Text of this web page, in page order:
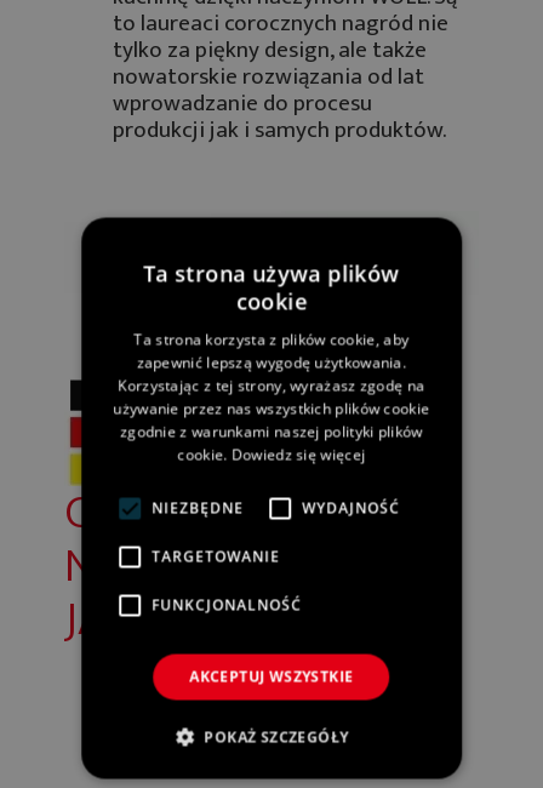
to laureaci corocznych nagród nie
tylko za piękny design, ale także
nowatorskie rozwiązania od lat
wprowadzanie do procesu
produkcji jak i samych produktów.
CZYLI GWARANCJA
NAJWYŻSZEJ
JAKOŚCI
Ta strona używa plików
cookie
Ta strona korzysta z plików cookie, aby
zapewnić lepszą wygodę użytkowania.
Korzystając z tej strony, wyrażasz zgodę na
używanie przez nas wszystkich plików cookie
zgodnie z warunkami naszej polityki plików
cookie. Dowiedz się więcej
NIEZBĘDNE WYDAJNOŚĆ
TARGETOWANIE
FUNKCJONALNOŚĆ
AKCEPTUJ WSZYSTKIE
POKAŻ SZCZEGÓŁY